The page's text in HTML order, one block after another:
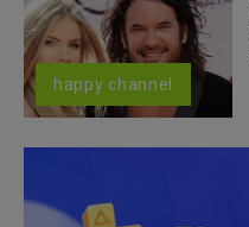
happy channel